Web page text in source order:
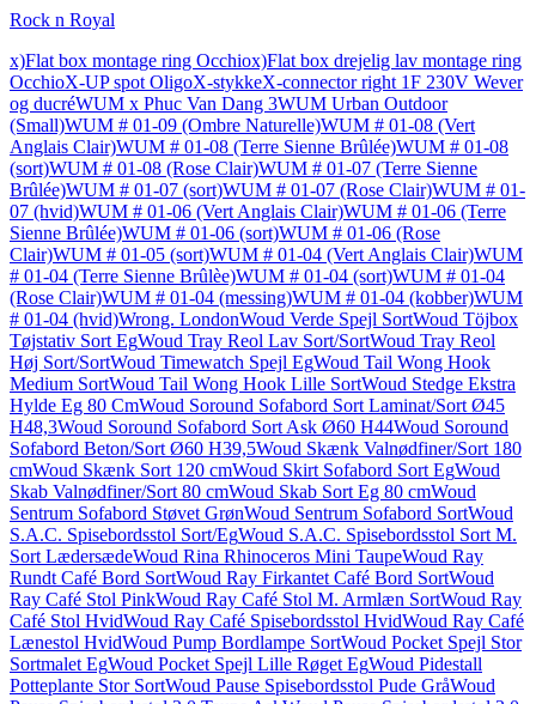
Rock n Royal
x)Flat box montage ring Occhiox)Flat box drejelig lav montage ring
OcchioX-UP spot OligoX-stykkeX-connector right 1F 230V Wever
og ducréWUM x Phuc Van Dang 3WUM Urban Outdoor
(Small)WUM # 01-09 (Ombre Naturelle)WUM # 01-08 (Vert
Anglais Clair)WUM # 01-08 (Terre Sienne Brûlée)WUM # 01-08
(sort)WUM # 01-08 (Rose Clair)WUM # 01-07 (Terre Sienne
Brûlée)WUM # 01-07 (sort)WUM # 01-07 (Rose Clair)WUM # 01-
07 (hvid)WUM # 01-06 (Vert Anglais Clair)WUM # 01-06 (Terre
Sienne Brûlée)WUM # 01-06 (sort)WUM # 01-06 (Rose
Clair)WUM # 01-05 (sort)WUM # 01-04 (Vert Anglais Clair)WUM
# 01-04 (Terre Sienne Brûlèe)WUM # 01-04 (sort)WUM # 01-04
(Rose Clair)WUM # 01-04 (messing)WUM # 01-04 (kobber)WUM
# 01-04 (hvid)Wrong. LondonWoud Verde Spejl SortWoud Töjbox
Tøjstativ Sort EgWoud Tray Reol Lav Sort/SortWoud Tray Reol
Høj Sort/SortWoud Timewatch Spejl EgWoud Tail Wong Hook
Medium SortWoud Tail Wong Hook Lille SortWoud Stedge Ekstra
Hylde Eg 80 CmWoud Soround Sofabord Sort Laminat/Sort Ø45
H48,3Woud Soround Sofabord Sort Ask Ø60 H44Woud Soround
Sofabord Beton/Sort Ø60 H39,5Woud Skænk Valnødfiner/Sort 180
cmWoud Skænk Sort 120 cmWoud Skirt Sofabord Sort EgWoud
Skab Valnødfiner/Sort 80 cmWoud Skab Sort Eg 80 cmWoud
Sentrum Sofabord Støvet GrønWoud Sentrum Sofabord SortWoud
S.A.C. Spisebordsstol Sort/EgWoud S.A.C. Spisebordsstol Sort M.
Sort LædersædeWoud Rina Rhinoceros Mini TaupeWoud Ray
Rundt Café Bord SortWoud Ray Firkantet Café Bord SortWoud
Ray Café Stol PinkWoud Ray Café Stol M. Armlæn SortWoud Ray
Café Stol HvidWoud Ray Café Spisebordsstol HvidWoud Ray Café
Lænestol HvidWoud Pump Bordlampe SortWoud Pocket Spejl Stor
Sortmalet EgWoud Pocket Spejl Lille Røget EgWoud Pidestall
Potteplante Stor SortWoud Pause Spisebordsstol Pude GråWoud